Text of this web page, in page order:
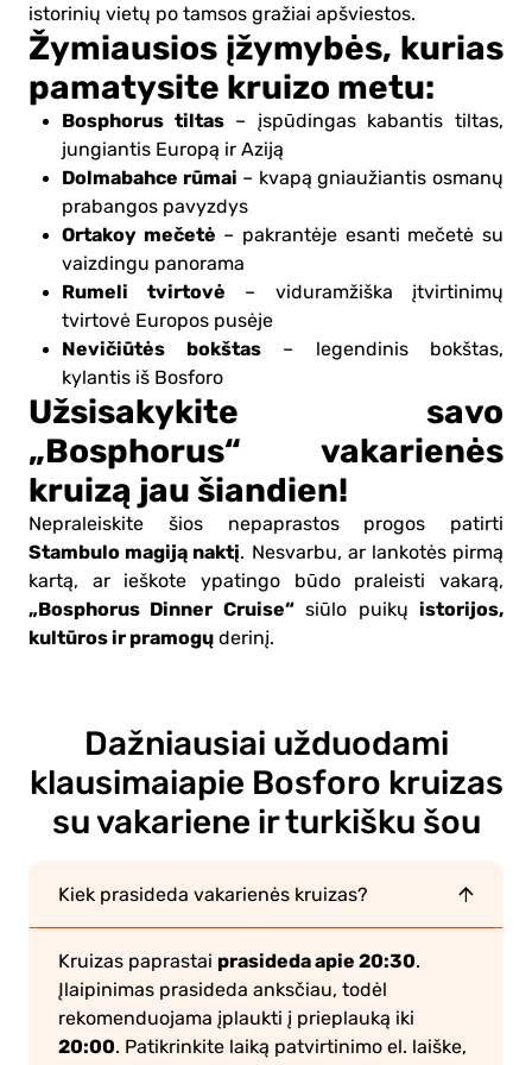
istorinių vietų po tamsos gražiai apšviestos.
Žymiausios įžymybės, kurias
pamatysite kruizo metu:
Bosphorus tiltas– įspūdingas kabantis tiltas,
jungiantis Europą ir Aziją
Dolmabahce rūmai – kvapą gniaužiantis osmanų
prabangos pavyzdys
Ortakoy mečetė – pakrantėje esanti mečetė su
vaizdingu panorama
Rumeli tvirtovė – viduramžiška įtvirtinimų
tvirtovė Europos pusėje
Nevičiūtės bokštas– legendinis bokštas,
kylantis iš Bosforo
Užsisakykite savo
„Bosphorus“ vakarienės
kruizą jau šiandien!
Nepraleiskite šios nepaprastos progos patirti
Stambulo magiją naktį. Nesvarbu, ar lankotės pirmą
kartą, ar ieškote ypatingo būdo praleisti vakarą,
„Bosphorus Dinner Cruise“siūlo puikų istorijos,
kultūros ir pramogų derinį.
Dažniausiai užduodami
klausimaiapie Bosforo kruizas
su vakariene ir turkišku šou
Kiek prasideda vakarienės kruizas?
Kruizas paprastai prasideda apie 20:30.
Įlaipinimas prasideda anksčiau, todėl
rekomenduojama įplaukti į prieplauką iki
20:00. Patikrinkite laiką patvirtinimo el. laiške,